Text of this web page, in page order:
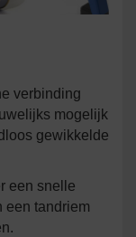
verbinding
mogelijk
gewikkelde
een snelle
een tandriem